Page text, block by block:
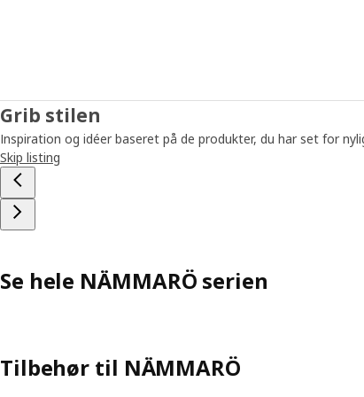
Grib stilen
Inspiration og idéer baseret på de produkter, du har set for
Skip listing
Se hele NÄMMARÖ serien
Tilbehør til NÄMMARÖ